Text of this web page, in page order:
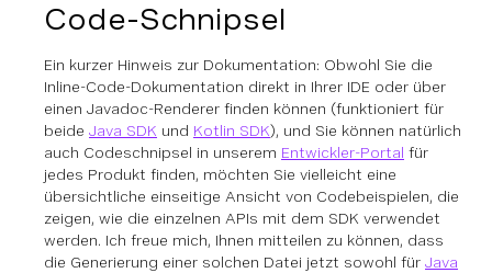
Code-Schnipsel
Ein kurzer Hinweis zur Dokumentation: Obwohl Sie die
Inline-Code-Dokumentation direkt in Ihrer IDE oder über
einen Javadoc-Renderer finden können (funktioniert für
beide Java SDK und Kotlin SDK), und Sie können natürlich
auch Codeschnipsel in unserem Entwickler-Portal für
jedes Produkt finden, möchten Sie vielleicht eine
übersichtliche einseitige Ansicht von Codebeispielen, die
zeigen, wie die einzelnen APIs mit dem SDK verwendet
werden. Ich freue mich, Ihnen mitteilen zu können, dass
die Generierung einer solchen Datei jetzt sowohl für Java